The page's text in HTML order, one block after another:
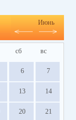
Июнь
сб вс
6 7
13 14
20 21